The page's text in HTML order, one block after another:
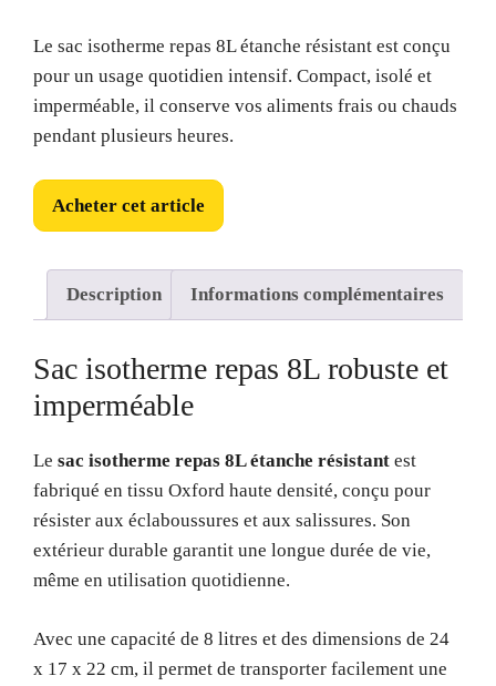
Le sac isotherme repas 8L étanche résistant est conçu
pour un usage quotidien intensif. Compact, isolé et
imperméable, il conserve vos aliments frais ou chauds
pendant plusieurs heures.
Acheter cet article
Description Informations complémentaires
Sac isotherme repas 8L robuste et
imperméable
Le sac isotherme repas 8L étanche résistant est
fabriqué en tissu Oxford haute densité, conçu pour
résister aux éclaboussures et aux salissures. Son
extérieur durable garantit une longue durée de vie,
même en utilisation quotidienne.
Avec une capacité de 8 litres et des dimensions de 24
x 17 x 22 cm, il permet de transporter facilement une